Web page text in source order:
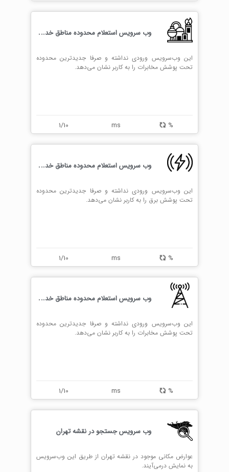
و
ب سرویس استعلام محدوده مناطق خدماتی گاز
این وب‌سرویس ورودی نداشته و صرفا جدیدترین محدوده
تحت پوشش مخابرات را به کاربر نشان می‌دهد.
%
ms
1/10
و
ب سرویس استعلام محدوده مناطق خدماتی برق
این وب‌سرویس ورودی نداشته و صرفا جدیدترین محدوده
تحت پوشش برق را به کاربر نشان می‌دهد.
%
ms
1/10
و
ب سرویس استعلام محدوده مناطق خدماتی مخابرات
این وب‌سرویس ورودی نداشته و صرفا جدیدترین محدوده
تحت پوشش مخابرات را به کاربر نشان می‌دهد.
%
ms
1/10
وب سرویس جستجو در نقشه تهران
عوارض مکانی موجود در نقشه تهران از طریق این وب‌سرویس
به نمایش در‌می‌آیند.